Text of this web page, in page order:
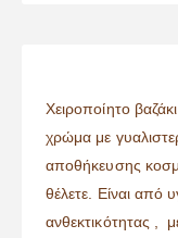
Χειροποίητο
χρώμα με
αποθήκευσης
θέλετε. Είναι από
ανθεκτικότητας ,